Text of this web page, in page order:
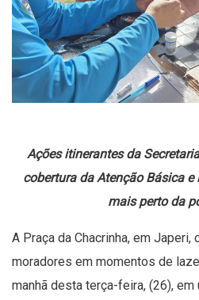
Ações itinerantes da
cobertura da Atenção Básica
mais perto da
A Praça da Chacrinha, em
moradores em momentos de
manhã desta terça-feira, (26), em